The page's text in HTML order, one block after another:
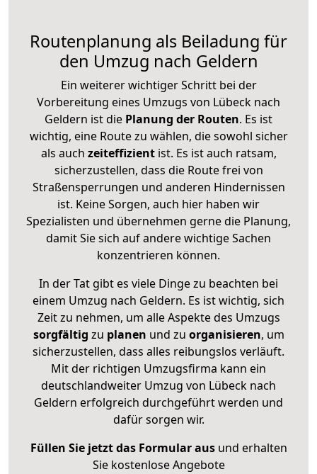
Routenplanung als Beiladung für
den Umzug nach Geldern
Ein weiterer wichtiger Schritt bei der
Vorbereitung eines Umzugs von Lübeck nach
Geldern ist die Planung der Routen. Es ist
wichtig, eine Route zu wählen, die sowohl sicher
als auch zeiteffizientist. Es ist auch ratsam,
sicherzustellen, dass die Route frei von
Straßensperrungen und anderen Hindernissen
ist. Keine Sorgen, auch hier haben wir
Spezialisten und übernehmen gerne die Planung,
damit Sie sich auf andere wichtige Sachen
konzentrieren können.
In der Tat gibt es viele Dinge zu beachten bei
einem Umzug nach Geldern. Es ist wichtig, sich
Zeit zu nehmen, um alle Aspekte des Umzugs
sorgfältig zu planen und zu organisieren, um
sicherzustellen, dass alles reibungslos verläuft.
Mit der richtigen Umzugsfirma kann ein
deutschlandweiter Umzug von Lübeck nach
Geldern erfolgreich durchgeführt werden und
dafür sorgen wir.
Füllen Sie jetzt das Formular ausund erhalten
Sie kostenlose Angebote